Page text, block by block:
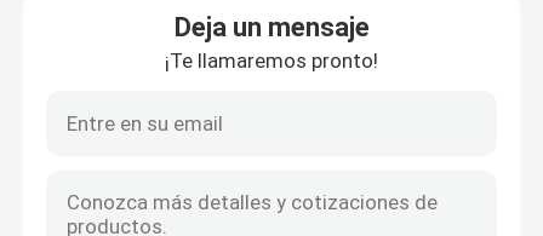
Retén de aceite de goma
Sellos de aceite del camión
Deja un mensaje
¡Te llamaremos pronto!